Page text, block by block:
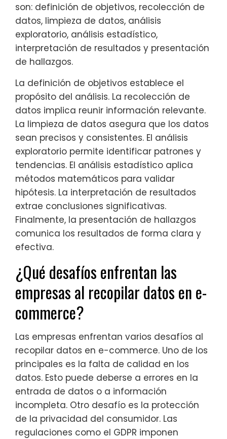
son: definición de objetivos, recolección de
datos, limpieza de datos, análisis
exploratorio, análisis estadístico,
interpretación de resultados y presentación
de hallazgos.
La definición de objetivos establece el
propósito del análisis. La recolección de
datos implica reunir información relevante.
La limpieza de datos asegura que los datos
sean precisos y consistentes. El análisis
exploratorio permite identificar patrones y
tendencias. El análisis estadístico aplica
métodos matemáticos para validar
hipótesis. La interpretación de resultados
extrae conclusiones significativas.
Finalmente, la presentación de hallazgos
comunica los resultados de forma clara y
efectiva.
¿Qué desafíos enfrentan las
empresas al recopilar datos en e-
commerce?
Las empresas enfrentan varios desafíos al
recopilar datos en e-commerce. Uno de los
principales es la falta de calidad en los
datos. Esto puede deberse a errores en la
entrada de datos o a información
incompleta. Otro desafío es la protección
de la privacidad del consumidor. Las
regulaciones como el GDPR imponen